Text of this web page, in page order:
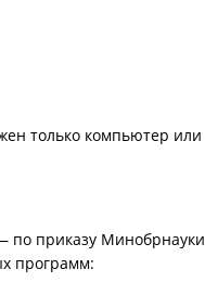
только компьютер
по приказу
программ: